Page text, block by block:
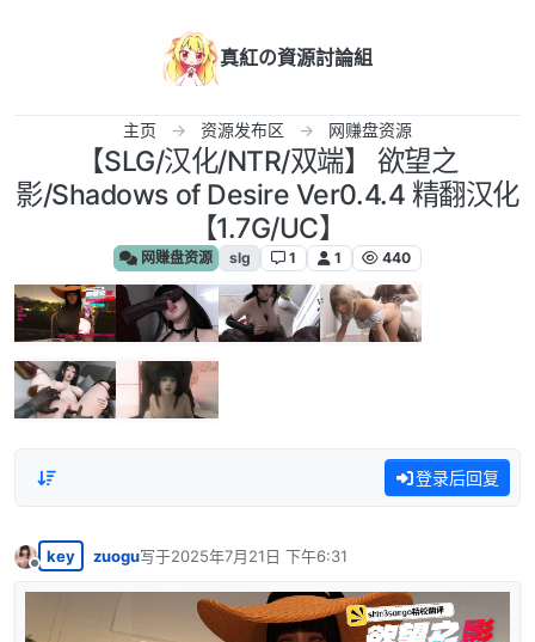
真紅の資源討論組
主页 资源发布区 网赚盘资源
【SLG/汉化/NTR/双端】 欲望之
影/Shadows of Desire Ver0.4.4 精翻汉化
【1.7G/UC】
网赚盘资源 slg 1 1 440
登录后回复
离线
key zuogu写于2025年7月21日 下午6:31
最后由 编辑